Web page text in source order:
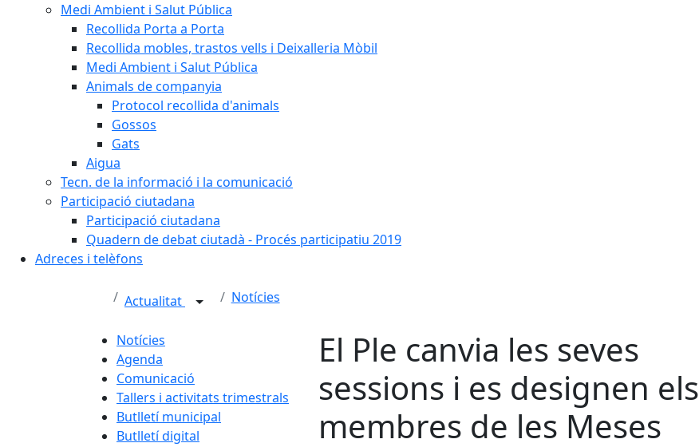
Medi Ambient i Salut Pública
Recollida Porta a Porta
Recollida mobles, trastos vells i Deixalleria Mòbil
Medi Ambient i Salut Pública
Animals de companyia
Protocol recollida d'animals
Gossos
Gats
Aigua
Tecn. de la informació i la comunicació
Participació ciutadana
Participació ciutadana
Quadern de debat ciutadà - Procés participatiu 2019
Adreces i telèfons
Actualitat Notícies
Notícies
Agenda
Comunicació
Tallers i activitats trimestrals
Butlletí municipal
Butlletí digital
El Ple canvia les seves
sessions i es designen els
membres de les Meses